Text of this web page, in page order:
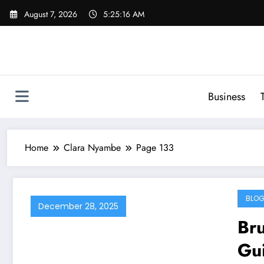
Skip
August 7, 2026 5:25:17 AM
Business
Home Clara Nyambe Page 133
December 28, 2025
BLOG